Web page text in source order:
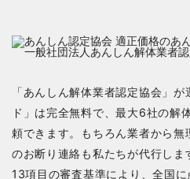
「あんしん解体業者認定協会」
ド」は完全無料で、最大6社の解
頼できます。もちろん業者から
のお断り連絡も私たちが代行しま
13項目の審査基準により、全国